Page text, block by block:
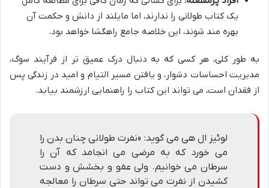
یک کتاب طولانی را ندارند، اما مایلند از دانش و حکمت آن
بهره مند شوند، این خلاصه جامع راهگشا خواهد بود.
به طور کلی، هر کسی که به دنبال درک عمیق تر از فرآیند سوگ،
مدیریت احساسات دشوار، و یافتن مسیر التیام و امید در زندگی پس
از فقدان است، می تواند این کتاب را راهنمایی ارزشمند بیابد.
لوئیز ال هی می گوید: «نفرت طولانی چنان بدن را
می خورد که به مرضی می انجامد که آن را
سرطان می خوانیم. ولی عفو و بخشش و دست
کشیدن از نفرت می تواند حتی سرطان را معالجه